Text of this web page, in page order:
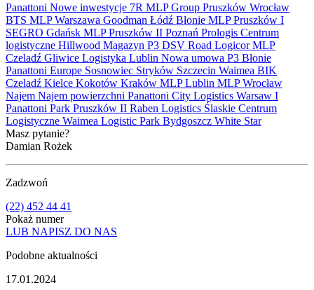
Panattoni Nowe inwestycje 7R MLP Group Pruszków Wrocław
BTS MLPWarszawa Goodman Łódź Błonie MLP Pruszków I
SEGRO Gdańsk MLP Pruszków II Poznań Prologis Centrum
logistyczne Hillwood Magazyn P3 DSV Road LogicorMLP
Czeladź Gliwice Logistyka Lublin Nowa umowa P3 Błonie
Panattoni Europe Sosnowiec Stryków Szczecin Waimea BIK
Czeladź Kielce Kokotów Kraków MLP Lublin MLP Wrocław
Najem Najem powierzchni Panattoni City Logistics Warsaw I
Panattoni Park Pruszków II Raben Logistics Ślaskie Centrum
Logistyczne Waimea Logistic Park Bydgoszcz White Star
Masz pytanie?
Damian Rożek
Zadzwoń
(22) 452 44 41
Pokaż numer
LUB NAPISZ DO NAS
Podobne aktualności
17.01.2024